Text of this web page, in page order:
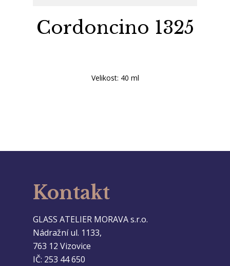
Cordoncino 1325
Velikost: 40 ml
Kontakt
GLASS ATELIER MORAVA s.r.o.
Nádražní ul. 1133,
763 12 Vizovice
IČ: 253 44 650